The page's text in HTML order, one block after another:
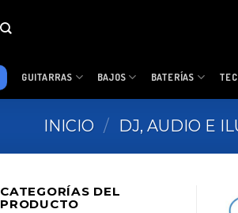
GUITARRAS BAJOS BATERÍAS
INICIO / DJ, AUDIO E
CATEGORÍAS DEL
PRODUCTO